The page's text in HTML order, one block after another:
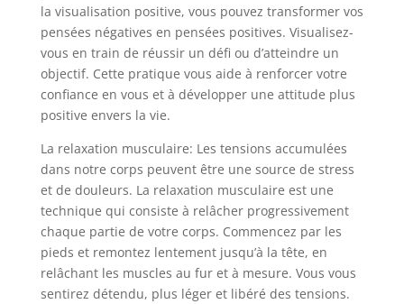
la visualisation positive, vous pouvez transformer vos
pensées négatives en pensées positives. Visualisez-
vous en train de réussir un défi ou d’atteindre un
objectif. Cette pratique vous aide à renforcer votre
confiance en vous et à développer une attitude plus
positive envers la vie.
La relaxation musculaire: Les tensions accumulées
dans notre corps peuvent être une source de stress
et de douleurs. La relaxation musculaire est une
technique qui consiste à relâcher progressivement
chaque partie de votre corps. Commencez par les
pieds et remontez lentement jusqu’à la tête, en
relâchant les muscles au fur et à mesure. Vous vous
sentirez détendu, plus léger et libéré des tensions.